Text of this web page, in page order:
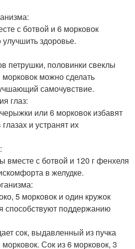
с ботвой и 6 морковок
здоровье.
петрушки, половинки свеклы
морковок можно сделать
самочувствие.
глаз:
или 6 морковок избавят
и устранят их
вместе с ботвой и 120 г фенхеля
в желудке.
5 морковок и один кружок
способствуют поддержанию
сок, выдавленный из пучка
Сок из 6 морковок, 3